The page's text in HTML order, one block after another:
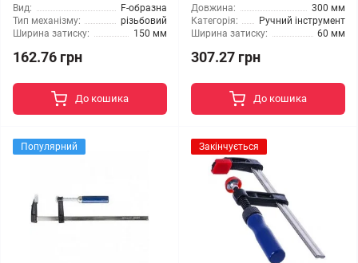
Вид:
F-образна
Тип механізму:
різьбовий
Ширина затиску:
150 мм
162.76 грн
До кошика
Довжина:
300 мм
Категорія:
Ручний інструмент
Ширина затиску:
60 мм
307.27 грн
До кошика
Популярний Закінчується